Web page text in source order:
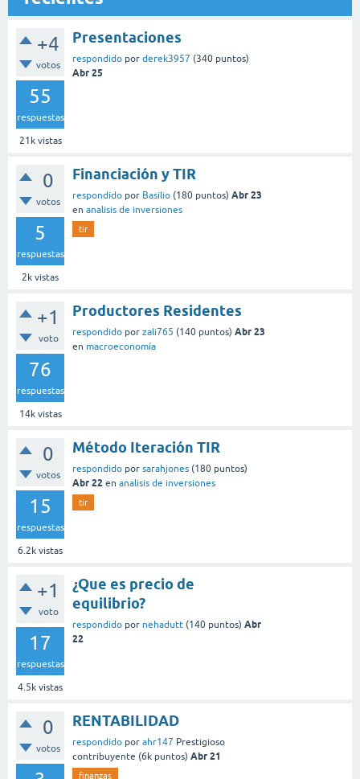
+4
votos
55
respuestas
21kvistas
Presentaciones
respondido por derek3957 (340 puntos)
Abr 25
0
votos
5
respuestas
2k vistas
Financiación y TIR
respondido por Basilio (180 puntos) Abr 23
en analisis de inversiones
tir
+1
voto
76
respuestas
14kvistas
Productores Residentes
respondido por zali765 (140 puntos) Abr 23
en macroeconomía
0
votos
15
respuestas
6.2k vistas
Método Iteración TIR
respondido por sarahjones (180 puntos)
Abr 22 en analisis de inversiones
tir
+1
voto
17
respuestas
4.5k vistas
¿Que es precio de
equilibrio?
respondido por nehadutt (140 puntos) Abr
22
0
votos
RENTABILIDAD
respondido por ahr147 Prestigioso
contribuyente (6k puntos) Abr 21
finanzas